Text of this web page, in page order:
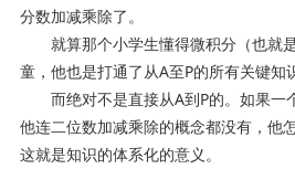
分数加减乘除了。
就算那个小学生懂得微积分（也就
童，他也是打通了从A至P的所有关键知
而绝对不是直接从A到P的。如果一
他连二位数加减乘除的概念都没有，他
这就是知识的体系化的意义。